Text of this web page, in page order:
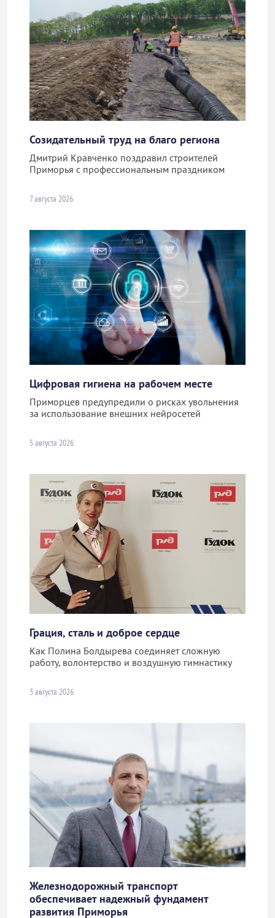
Созидательный труд на благо региона
Дмитрий Кравченко поздравил строителей
Приморья с профессиональным праздником
7 августа 2026
Цифровая гигиена на рабочем месте
Приморцев предупредили о рисках увольнения
за использование внешних нейросетей
5 августа 2026
Грация, сталь и доброе сердце
Как Полина Болдырева соединяет сложную
работу, волонтерство и воздушную гимнастику
3 августа 2026
Железнодорожный транспорт
обеспечивает надежный фундамент
развития Приморья